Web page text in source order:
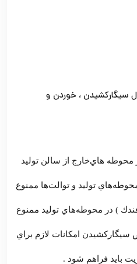
سيگاركشيدن ، خوردن و
محوطه هاي‌خارج از سالن توليد
توليد و توالت‌ها ممنوع
) در محوطه‌هاي توليد ممنوع
امكانات لازم براي
بايد فراهم شود .